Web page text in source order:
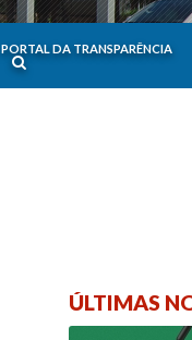
PORTAL DA TRANSPARÊNCIA
ÚLTIMAS